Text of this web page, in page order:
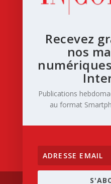
Recevez
nos
Publications
au format